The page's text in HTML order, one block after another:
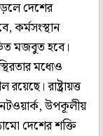
দেশের
কর্মসংস্থান
মজবুত হবে।
মধ্যেও
রাষ্ট্রায়ত্ত
উপকূলীয়
দেশের শক্তি